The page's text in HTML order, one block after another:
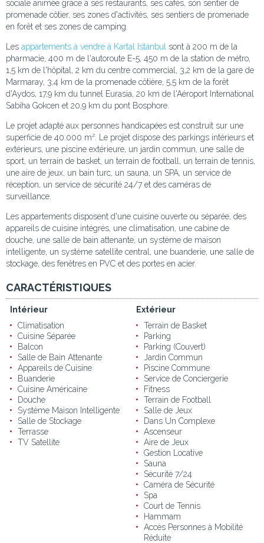
sociale animée grâce à ses restaurants, ses cafés, son sentier de
promenade côtier, ses zones d'activités, ses sentiers de promenade
en forêt et ses zones de camping.
Les appartements à vendre à Kartal Istanbul
sont à 200 m de la
pharmacie, 400 m de l'autoroute E-5, 450 m de la station de métro,
1,5 km de l'hôpital, 2 km du centre commercial, 3,2 km de la gare de
Marmaray, 3,4 km de la promenade côtière, 5,5 km de la forêt
d'Aydos, 17,9 km du tunnel Eurasia, 20 km de l'Aéroport International
Sabiha Gokcen et 20,9 km du pont Bosphore.
Le projet adapté aux personnes handicapées est construit sur une
superficie de 40.000 m². Le projet dispose des parkings intérieurs et
extérieurs, une piscine extérieure, un jardin commun, une salle de
sport, un terrain de basket, un terrain de football, un terrain de tennis,
une aire de jeux, un bain turc, un sauna, un SPA, un service de
réception, un service de sécurité 24/7 et des caméras de
surveillance.
Les appartements disposent d'une cuisine ouverte ou séparée, des
appareils de cuisine intégrés, une climatisation, une cabine de
douche, une salle de bain attenante, un système de maison
intelligente, un système satellite central, une buanderie, une salle de
stockage, des fenêtres en PVC et des portes en acier.
CARACTÉRISTIQUES
Intérieur
Climatisation
Cuisine Séparée
Balcon
Salle de Bain Attenante
Appareils de Cuisine
Buanderie
Cuisine Américaine
Douche
Système Maison Intelligente
Salle de Stockage
Terrasse
TV Satellite
Extérieur
Terrain de Basket
Parking
Parking (Couvert)
Jardin Commun
Piscine Commune
Service de Conciergerie
Fitness
Terrain de Football
Salle de Jeux
Dans Un Complexe
Ascenseur
Aire de Jeux
Gestion Locative
Sauna
Sécurité 7/24
Caméra de Sécurité
Spa
Court de Tennis
Hammam
Accès Personnes à Mobilité
Réduite